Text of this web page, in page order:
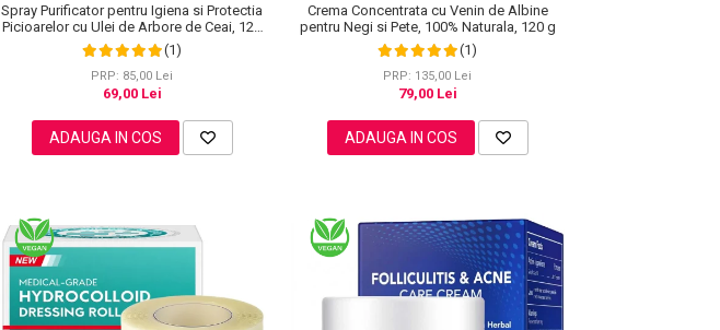
Spray Purificator pentru Igiena si Protectia
Picioarelor cu Ulei de Arbore de Ceai, 120
ml
(1)
PRP: 85,00 Lei
69,00 Lei
ADAUGA IN COS
Crema Concentrata cu Venin de Albine
pentru Negi si Pete, 100% Naturala, 120 g
(1)
PRP: 135,00 Lei
79,00 Lei
ADAUGA IN COS